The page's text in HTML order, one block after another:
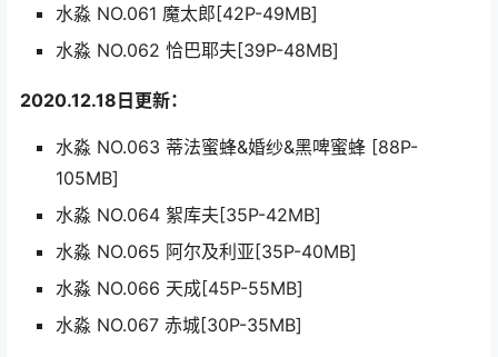
水淼 NO.061 魔太郎[42P-49MB]
水淼 NO.062 恰巴耶夫[39P-48MB]
2020.12.18日更新：
水淼 NO.063 蒂法蜜蜂&婚纱&黑啤蜜蜂 [88P-
105MB]
水淼 NO.064 絮库夫[35P-42MB]
水淼 NO.065 阿尔及利亚[35P-40MB]
水淼 NO.066 天成[45P-55MB]
水淼 NO.067 赤城[30P-35MB]